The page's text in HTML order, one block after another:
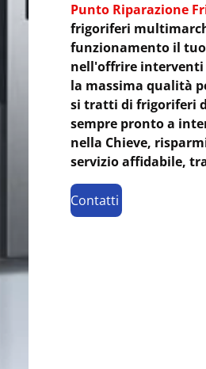
Punto Riparazione
frigoriferi
funzionamento il
nell'offrire interventi
la massima qualità
si tratti di frigoriferi
sempre pronto a
nella Chieve,
servizio affidabile,
Contatti